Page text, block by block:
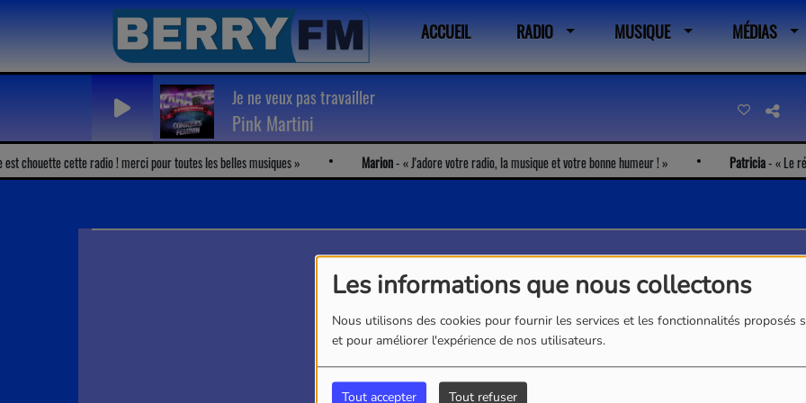
Les informations que nous collectons
Nous utilisons des cookies pour fournir les services et les fonctionnalités proposés
et pour améliorer l'expérience de nos utilisateurs.
Tout accepter Tout refuser
ACCUEIL RADIO MUSIQUE MÉDIAS
Je ne veux pas travailler
Pink Martini
chouette cette radio ! merci pour toutes les belles musiques Marion- J'adore votre radio, la musique et votre bonne humeur ! Patricia- Le